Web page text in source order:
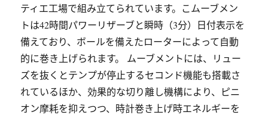
ティエ工場で組み立てられています。こムーブメン
トは42時間パワーリザーブと瞬時（3分）日付表示を
備えており、ボールを備えたローターによって自動
的に巻き上げられます。 ムーブメントには、リュー
ズを抜くとテンプが停止するセコンド機能も搭載さ
れているほか、効果的な切り離し機構により、ピニ
オン摩耗を抑えつつ、時計巻き上げ時エネルギーを